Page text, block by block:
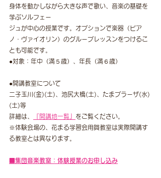
身体を動かしながら大きな声で歌い、音楽の基礎を
学ぶソルフェー
ジュが中心の授業です。オプションで楽器（ピア
ノ・ヴァイオリン）のグループレッスンをつけるこ
とも可能です。
●対象：年中（満５歳）、年長（満６歳）
●開講教室について
二子玉川(金)(土)、池尻大橋(土)、たまプラーザ(水)
(土)等
詳細は、
『開講地一覧』 をご覧ください。
※体験会場の、花まる学習会用賀教室は実際開講す
る教室とは異なります。
■集団音楽教室：体験授業のお申し込み